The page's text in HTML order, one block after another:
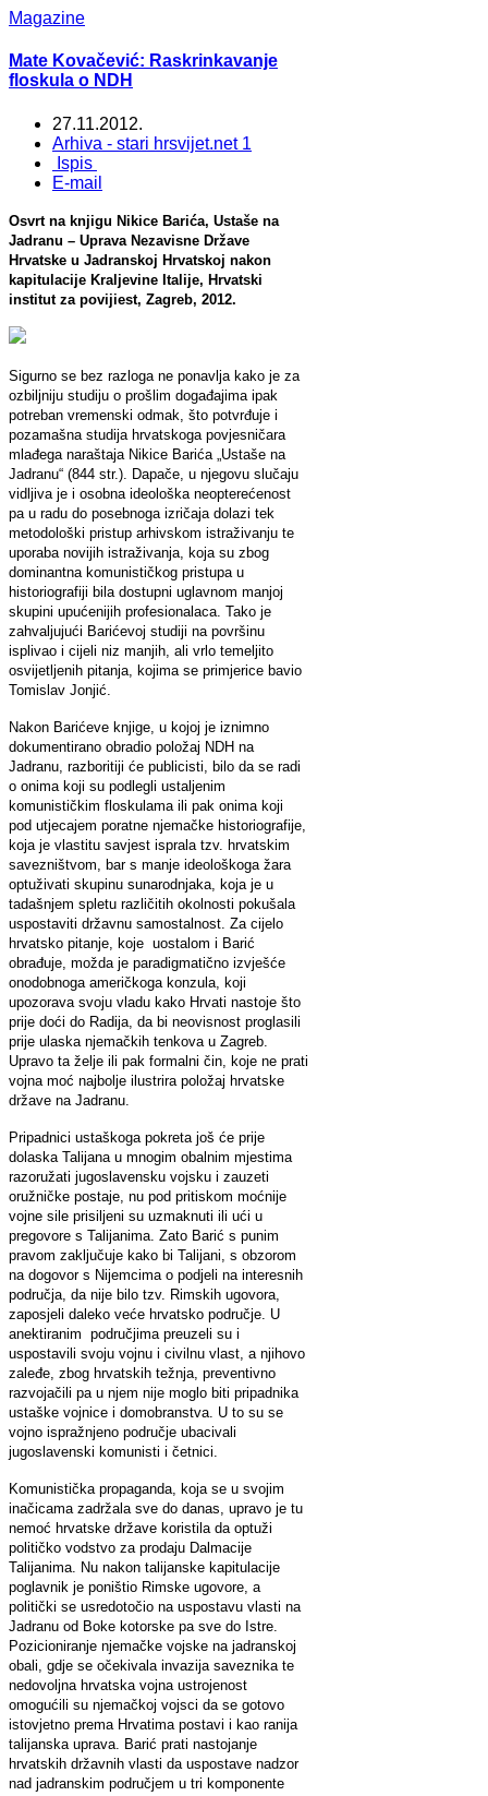
Magazine
Mate Kovačević: Raskrinkavanje
floskula o NDH
27.11.2012.
Arhiva - stari hrsvijet.net 1
Ispis
E-mail
Osvrt na knjigu Nikice Barića, Ustaše na
Jadranu – Uprava Nezavisne Države
Hrvatske u Jadranskoj Hrvatskoj nakon
kapitulacije Kraljevine Italije, Hrvatski
institut za povijiest, Zagreb, 2012.
Sigurno se bez razloga ne ponavlja kako je za
ozbiljniju studiju o prošlim događajima ipak
potreban vremenski odmak, što potvrđuje i
pozamašna studija hrvatskoga povjesničara
mlađega naraštaja Nikice Barića „Ustaše na
Jadranu“ (844 str.). Dapače, u njegovu slučaju
vidljiva je i osobna ideološka neopterećenost
pa u radu do posebnoga izričaja dolazi tek
metodološki pristup arhivskom istraživanju te
uporaba novijih istraživanja, koja su zbog
dominantna komunističkog pristupa u
historiografiji bila dostupni uglavnom manjoj
skupini upućenijih profesionalaca. Tako je
zahvaljujući Barićevoj studiji na površinu
isplivao i cijeli niz manjih, ali vrlo temeljito
osvijetljenih pitanja, kojima se primjerice bavio
Tomislav Jonjić.
Nakon Barićeve knjige, u kojoj je iznimno
dokumentirano obradio položaj NDH na
Jadranu, razboritiji će publicisti, bilo da se radi
o onima koji su podlegli ustaljenim
komunističkim floskulama ili pak onima koji
pod utjecajem poratne njemačke historiografije,
koja je vlastitu savjest isprala tzv. hrvatskim
savezništvom, bar s manje ideološkoga žara
optuživati skupinu sunarodnjaka, koja je u
tadašnjem spletu različitih okolnosti pokušala
uspostaviti državnu samostalnost. Za cijelo
hrvatsko pitanje, koje uostalom i Barić
obrađuje, možda je paradigmatično izvješće
onodobnoga američkoga konzula, koji
upozorava svoju vladu kako Hrvati nastoje što
prije doći do Radija, da bi neovisnost proglasili
prije ulaska njemačkih tenkova u Zagreb.
Upravo ta želje ili pak formalni čin, koje ne prati
vojna moć najbolje ilustrira položaj hrvatske
države na Jadranu.
Pripadnici ustaškoga pokreta još će prije
dolaska Talijana u mnogim obalnim mjestima
razoružati jugoslavensku vojsku i zauzeti
oružničke postaje, nu pod pritiskom moćnije
vojne sile prisiljeni su uzmaknuti ili ući u
pregovore s Talijanima. Zato Barić s punim
pravom zaključuje kako bi Talijani, s obzorom
na dogovor s Nijemcima o podjeli na interesnih
područja, da nije bilo tzv. Rimskih ugovora,
zaposjeli daleko veće hrvatsko područje. U
anektiranim područjima preuzeli su i
uspostavili svoju vojnu i civilnu vlast, a njihovo
zaleđe, zbog hrvatskih težnja, preventivno
razvojačili pa u njem nije moglo biti pripadnika
ustaške vojnice i domobranstva. U to su se
vojno ispražnjeno područje ubacivali
jugoslavenski komunisti i četnici.
Komunistička propaganda, koja se u svojim
inačicama zadržala sve do danas, upravo je tu
nemoć hrvatske države koristila da optuži
političko vodstvo za prodaju Dalmacije
Talijanima. Nu nakon talijanske kapitulacije
poglavnik je poništio Rimske ugovore, a
politički se usredotočio na uspostavu vlasti na
Jadranu od Boke kotorske pa sve do Istre.
Pozicioniranje njemačke vojske na jadranskoj
obali, gdje se očekivala invazija saveznika te
nedovoljna hrvatska vojna ustrojenost
omogućili su njemačkoj vojsci da se gotovo
istovjetno prema Hrvatima postavi i kao ranija
talijanska uprava. Barić prati nastojanje
hrvatskih državnih vlasti da uspostave nadzor
nad jadranskim područjem u tri komponente